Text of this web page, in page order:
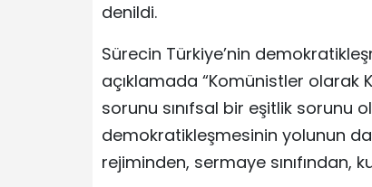
denildi.
Sürecin Türkiye’nin
açıklamada “Komünistler olarak
sorunu sınıfsal bir eşitlik sorunu
demokratikleşmesinin yolunun
rejiminden, sermaye sınıfından,